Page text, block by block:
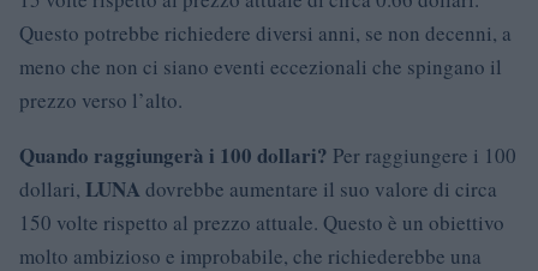
Questo potrebbe richiedere diversi anni, se non decenni, a
meno che non ci siano eventi eccezionali che spingano il
prezzo verso l’alto.
Quando raggiungerà i 100 dollari? Per raggiungere i 100
dollari, LUNA dovrebbe aumentare il suo valore di circa
150 volte rispetto al prezzo attuale. Questo è un obiettivo
molto ambizioso e improbabile, che richiederebbe una